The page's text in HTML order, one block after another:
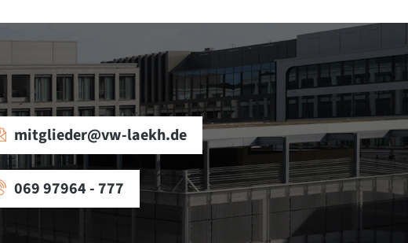
mitglieder@vw-laekh.de
069 97964 - 777